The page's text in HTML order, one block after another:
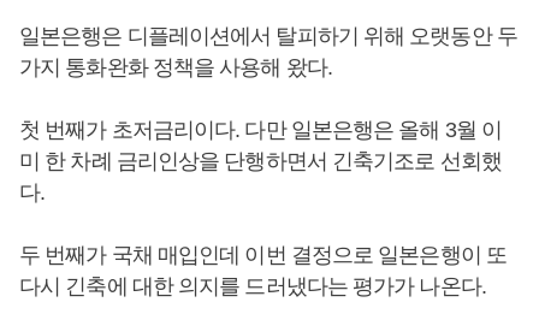
일본은행은 디플레이션에서 탈피하기 위해 오랫동안 두
가지 통화완화 정책을 사용해 왔다.
첫 번째가 초저금리이다. 다만 일본은행은 올해 3월 이
미 한 차례 금리인상을 단행하면서 긴축기조로 선회했
다.
두 번째가 국채 매입인데 이번 결정으로 일본은행이 또
다시 긴축에 대한 의지를 드러냈다는 평가가 나온다.